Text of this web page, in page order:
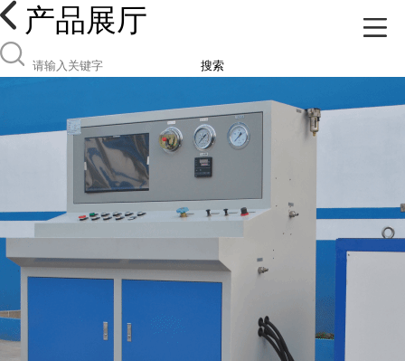
产品展厅
搜索